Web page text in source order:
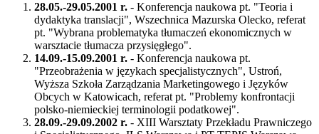
28.05.-29.05.2001 r. - Konferencja naukowa pt. "Teoria i
dydaktyka translacji", Wszechnica Mazurska Olecko, referat
pt. "Wybrana problematyka tłumaczeń ekonomicznych w
warsztacie tłumacza przysięgłego".
14.09.-15.09.2001 r. - Konferencja naukowa pt.
"Przeobrażenia w językach specjalistycznych", Ustroń,
Wyższa Szkoła Zarządzania Marketingowego i Języków
Obcych w Katowicach, referat pt. "Problemy konfrontacji
polsko-niemieckiej terminologii podatkowej".
28.09.-29.09.2002 r. - XIII Warsztaty Przekładu Prawniczego